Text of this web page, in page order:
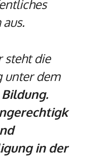
steht die
unter dem
in der